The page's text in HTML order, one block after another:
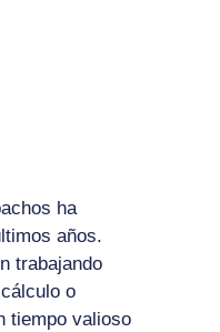
ha
años.
trabajando
o
tiempo valioso